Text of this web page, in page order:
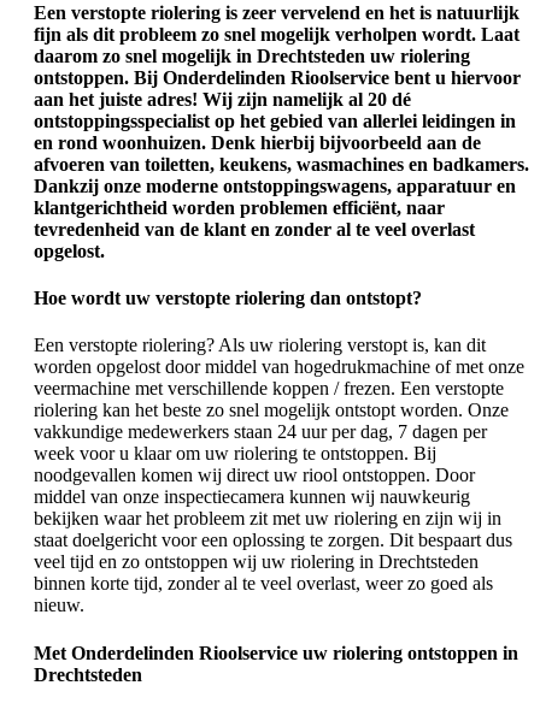
Een verstopte riolering is zeer vervelend en het is natuurlijk
fijn als dit probleem zo snel mogelijk verholpen wordt. Laat
daarom zo snel mogelijk in Drechtsteden uw riolering
ontstoppen. Bij Onderdelinden Rioolservice bent u hiervoor
aan het juiste adres! Wij zijn namelijk al 20 dé
ontstoppingsspecialist op het gebied van allerlei leidingen in
en rond woonhuizen. Denk hierbij bijvoorbeeld aan de
afvoeren van toiletten, keukens, wasmachines en badkamers.
Dankzij onze moderne ontstoppingswagens, apparatuur en
klantgerichtheid worden problemen efficiënt, naar
tevredenheid van de klant en zonder al te veel overlast
opgelost.
Hoe wordt uw verstopte riolering dan ontstopt?
Een verstopte riolering? Als uw riolering verstopt is, kan dit
worden opgelost door middel van hogedrukmachine of met onze
veermachine met verschillende koppen / frezen. Een verstopte
riolering kan het beste zo snel mogelijk ontstopt worden. Onze
vakkundige medewerkers staan 24 uur per dag, 7 dagen per
week voor u klaar om uw riolering te ontstoppen. Bij
noodgevallen komen wij direct uw riool ontstoppen. Door
middel van onze inspectiecamera kunnen wij nauwkeurig
bekijken waar het probleem zit met uw riolering en zijn wij in
staat doelgericht voor een oplossing te zorgen. Dit bespaart dus
veel tijd en zo ontstoppen wij uw riolering in Drechtsteden
binnen korte tijd, zonder al te veel overlast, weer zo goed als
nieuw.
Met Onderdelinden Rioolservice uw riolering ontstoppen in
Drechtsteden